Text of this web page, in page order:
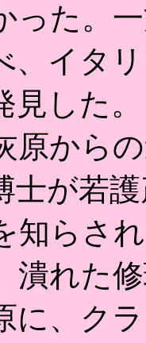
った。
、イタ
した。
原から
士が若
知らさ
潰れた
に、ク